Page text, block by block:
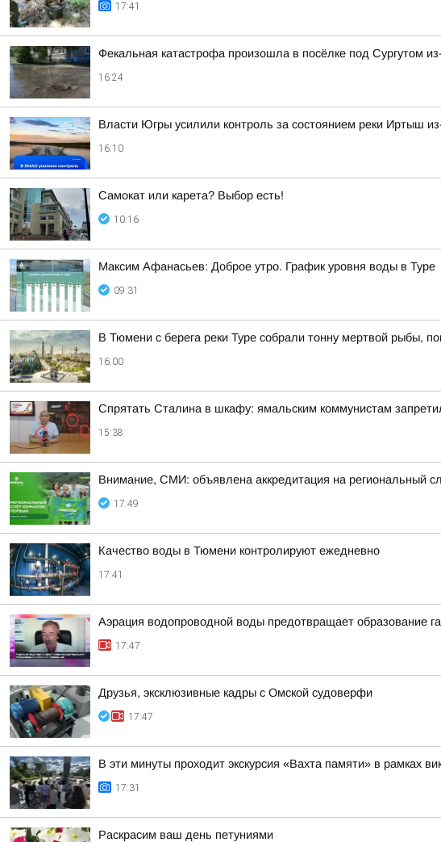
17:41
Фекальная катастрофа произошла в посёлке под Сургутом
16:24
Власти Югры усилили контроль за состоянием реки Иртыш
16:10
Самокат или карета? Выбор есть!
10:16
Максим Афанасьев: Доброе утро. График уровня воды в Туре
09:31
В Тюмени с берега реки Туре собрали тонну мертвой рыбы,
16:00
Спрятать Сталина в шкафу: ямальским коммунистам
15:38
Внимание, СМИ: объявлена аккредитация на региональный
17:49
Качество воды в Тюмени контролируют ежедневно
17:41
Аэрация водопроводной воды предотвращает образование
17:47
Друзья, эксклюзивные кадры с Омской судоверфи
17:47
В эти минуты проходит экскурсия «Вахта памяти» в рамках
17:31
Раскрасим ваш день петуниями